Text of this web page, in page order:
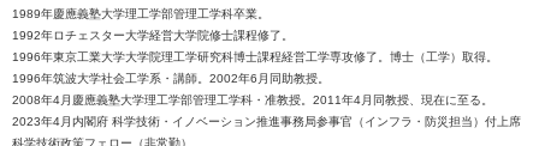
1989年慶應義塾大学理工学部管理工学科卒業。
1992年ロチェスター大学経営大学院修士課程修了。
1996年東京工業大学大学院理工学研究科博士課程経営工学専攻修了。博士（工学）取得。
1996年筑波大学社会工学系・講師。2002年6月同助教授。
2008年4月慶應義塾大学理工学部管理工学科・准教授。2011年4月同教授、現在に至る。
2023年4月内閣府 科学技術・イノベーション推進事務局参事官（インフラ・防災担当）付上席
科学技術政策フェロー（非常勤）